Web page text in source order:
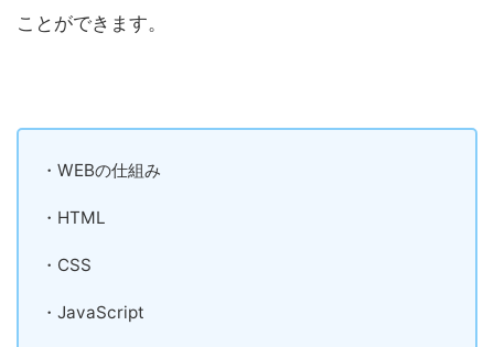
ことができます。
・WEBの仕組み
・HTML
・CSS
・JavaScript